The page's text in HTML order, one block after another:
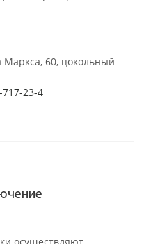
Маркса, 60, цокольный
717-23-4
осуществляют